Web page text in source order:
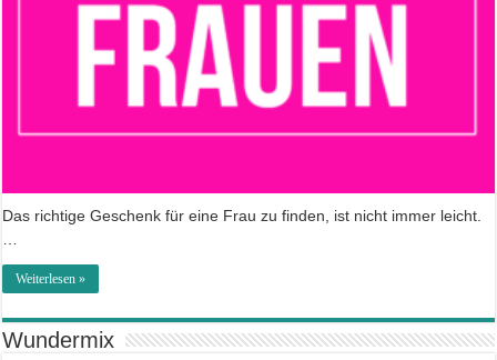
Das richtige Geschenk für eine Frau zu finden, ist nicht immer leicht.
…
Weiterlesen »
Wundermix